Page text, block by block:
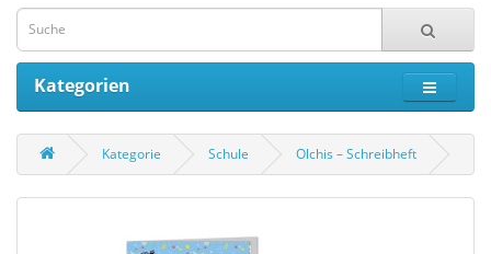
Kategorien
Kategorie Schule Olchis – Schreibheft